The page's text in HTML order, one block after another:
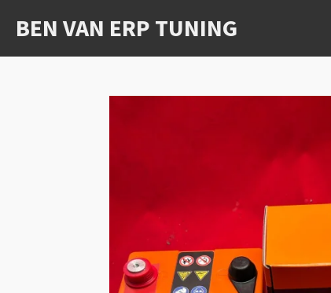
direct
BEN VAN ERP TUNING